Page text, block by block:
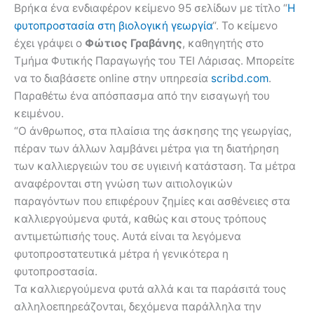
Βρήκα ένα ενδιαφέρον κείμενο 95 σελίδων με τίτλο “Η
φυτοπροστασία στη βιολογική γεωργία“. Το κείμενο
έχει γράψει ο Φώτιος Γραβάνης, καθηγητής στο
Τμήμα Φυτικής Παραγωγής του ΤΕΙ Λάρισας. Μπορείτε
να το διαβάσετε online στην υπηρεσία scribd.com.
Παραθέτω ένα απόσπασμα από την εισαγωγή του
κειμένου.
“Ο άνθρωπος, στα πλαίσια της άσκησης της γεωργίας,
πέραν των άλλων λαµβάνει μέτρα για τη διατήρηση
των καλλιεργειών του σε υγιεινή κατάσταση. Τα µέτρα
αναφέρονται στη γνώση των αιτιολογικών
παραγόντων που επιφέρουν ζηµίες και ασθένειες στα
καλλιεργούµενα φυτά, καθώς και στους τρόπους
αντιµετώπισής τους. Αυτά είναι τα λεγόµενα
φυτοπροστατευτικά μέτρα ή γενικότερα η
φυτοπροστασία.
Τα καλλιεργούµενα φυτά αλλά και τα παράσιτά τους
αλληλοεπηρεάζονται, δεχόµενα παράλληλα την